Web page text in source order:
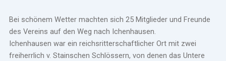
Bei schönem Wetter machten sich 25 Mitglieder und Freunde
des Vereins auf den Weg nach Ichenhausen.
Ichenhausen war ein reichsritterschaftlicher Ort mit zwei
freiherrlich v. Stainschen Schlössern, von denen das Untere